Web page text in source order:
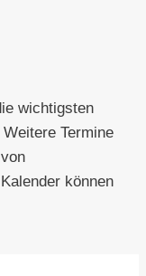
wichtigsten
Termine
können